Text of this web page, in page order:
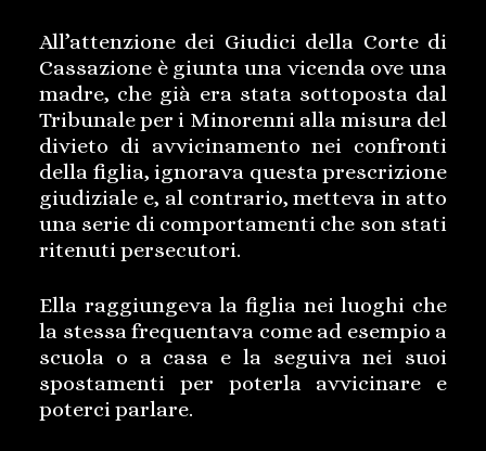
All’attenzione dei Giudici della Corte di
Cassazione è giunta una vicenda ove una
madre, che già era stata sottoposta dal
Tribunale per i Minorenni alla misura del
divieto di avvicinamento nei confronti
della figlia, ignorava questa prescrizione
giudiziale e, al contrario, metteva in atto
una serie di comportamenti che son stati
ritenuti persecutori.
Ella raggiungeva la figlia nei luoghi che
la stessa frequentava come ad esempio a
scuola o a casa e la seguiva nei suoi
spostamenti per poterla avvicinare e
poterci parlare.